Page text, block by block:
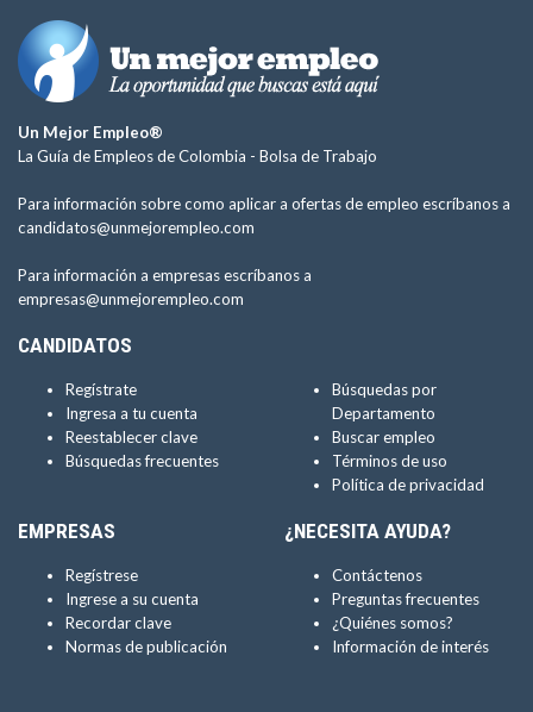
Un Mejor Empleo®
La Guía de Empleos de Colombia - Bolsa de Trabajo
Para información sobre como aplicar a ofertas de empleo escríbanos a
candidatos@unmejorempleo.com
Para información a empresas escríbanos a
empresas@unmejorempleo.com
CANDIDATOS
Regístrate
Ingresa a tu cuenta
Reestablecer clave
Búsquedas frecuentes
Búsquedas por
Departamento
Buscar empleo
Términos de uso
Política de privacidad
EMPRESAS
Regístrese
Ingrese a su cuenta
Recordar clave
Normas de publicación
¿NECESITA AYUDA?
Contáctenos
Preguntas frecuentes
¿Quiénes somos?
Información de interés